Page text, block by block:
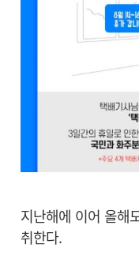
지난해에 이어 올해
취한다.